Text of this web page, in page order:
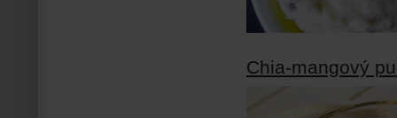
Chia-mangový